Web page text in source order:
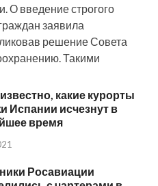
О введение строгого
заявила
решение Совета
Такими
какие курорты
Испании исчезнут в
время
Росавиации